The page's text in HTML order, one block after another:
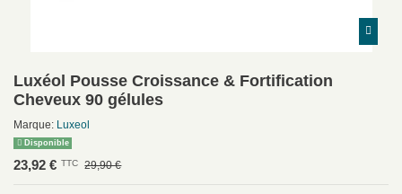
Luxéol Pousse Croissance & Fortification
Cheveux 90 gélules
Marque: Luxeol
Disponible
23,92 € TTC 29,90 €